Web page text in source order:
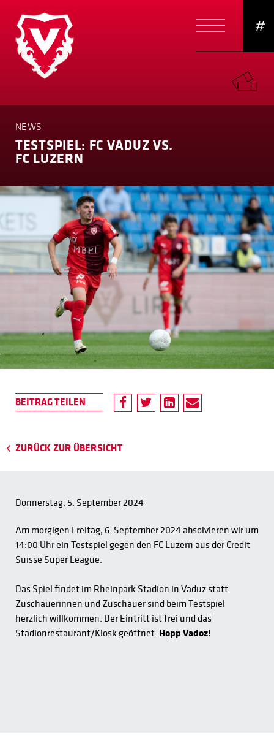
#
NEWS
TESTSPIEL: FC VADUZ VS.
FC LUZERN
ZURÜCK ZUR ÜBERSICHT
Donnerstag, 5. September 2024
Am morgigen Freitag, 6. September 2024 absolvieren wir um
14:00 Uhr ein Testspiel gegen den FC Luzern aus der Credit
Suisse Super League.
Das Spiel findet im Rheinpark Stadion in Vaduz statt.
Zuschauerinnen und Zuschauer sind beim Testspiel
herzlich willkommen. Der Eintritt ist frei und das
Stadionrestaurant/Kiosk geöffnet. Hopp Vadoz!